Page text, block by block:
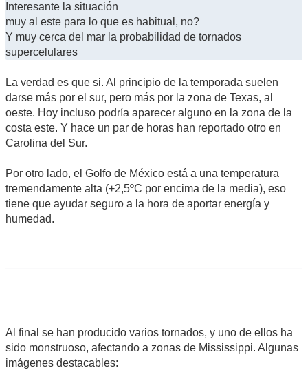
Interesante la situación
muy al este para lo que es habitual, no?
Y muy cerca del mar la probabilidad de tornados
supercelulares
La verdad es que si. Al principio de la temporada suelen
darse más por el sur, pero más por la zona de Texas, al
oeste. Hoy incluso podría aparecer alguno en la zona de la
costa este. Y hace un par de horas han reportado otro en
Carolina del Sur.
Por otro lado, el Golfo de México está a una temperatura
tremendamente alta (+2,5ºC por encima de la media), eso
tiene que ayudar seguro a la hora de aportar energía y
humedad.
Al final se han producido varios tornados, y uno de ellos ha
sido monstruoso, afectando a zonas de Mississippi. Algunas
imágenes destacables: